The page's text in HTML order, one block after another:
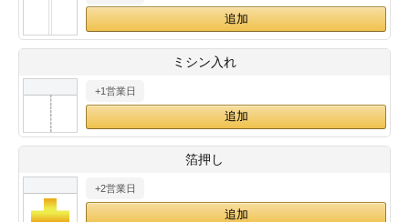
＆盛り上げ印刷
型マル型印刷
ード印刷
刷
印刷
形マル型
印刷
9 10 11
12
14
15 16 17 18
19
26
28
29 30
・・休業日
ミシン入れ
+1営業日
箔押し
+2営業日